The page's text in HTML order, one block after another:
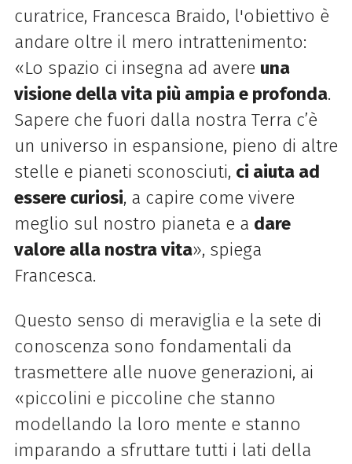
curatrice, Francesca Braido, l'obiettivo è
andare oltre il mero intrattenimento:
«Lo spazio ci insegna ad avere una
visione della vita più ampia e profonda.
Sapere che fuori dalla nostra Terra c’è
un universo in espansione, pieno di altre
stelle e pianeti sconosciuti, ci aiuta ad
essere curiosi, a capire come vivere
meglio sul nostro pianeta e a dare
valore alla nostra vita», spiega
Francesca.
Questo senso di meraviglia e la sete di
conoscenza sono fondamentali da
trasmettere alle nuove generazioni, ai
«piccolini e piccoline che stanno
modellando la loro mente e stanno
imparando a sfruttare tutti i lati della